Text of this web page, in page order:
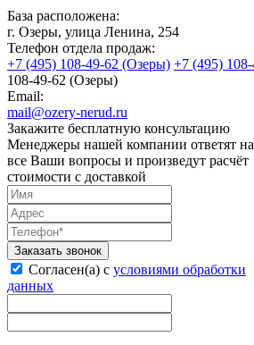
База расположена:
г. Озеры, улица Ленина, 254
Телефон отдела продаж:
Email:
mail@ozery-nerud.ru
Закажите бесплатную консультацию
Менеджеры нашей компании ответят на
все Ваши вопросы и произведут расчёт
стоимости с доставкой
Заказать звонок
Согласен(а) с условиями обработки
данных